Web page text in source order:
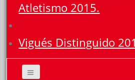
Atletismo 2015.
Vigués Distinguido